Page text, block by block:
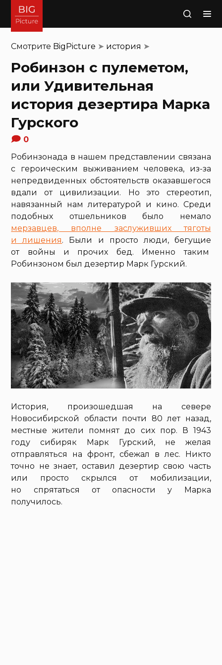
Поиск
Смотрите BigPicture ➤ история ➤
Робинзон с пулеметом,
или Удивительная
история дезертира Марка
Гурского
0
Робинзонада в нашем представлении связана
с героическим выживанием человека, из-за
непредвиденных обстоятельств оказавшегося
вдали от цивилизации. Но это стереотип,
навязанный нам литературой и кино. Среди
подобных отшельников было немало
мерзавцев, вполне заслуживших тяготы
и лишения. Были и просто люди, бегущие
от войны и прочих бед. Именно таким
Робинзоном был дезертир Марк Гурский.
История, произошедшая на севере
Новосибирской области почти 80 лет назад,
местные жители помнят до сих пор. В 1943
году сибиряк Марк Гурский, не желая
отправляться на фронт, сбежал в лес. Никто
точно не знает, оставил дезертир свою часть
или просто скрылся от мобилизации,
но спрятаться от опасности у Марка
получилось.